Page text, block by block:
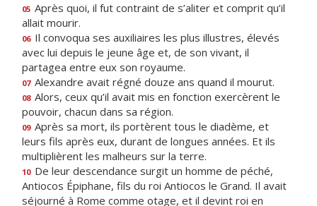
05 Après quoi, il fut contraint de s’aliter et comprit qu’il
allait mourir.
06 Il convoqua ses auxiliaires les plus illustres, élevés
avec lui depuis le jeune âge et, de son vivant, il
partagea entre eux son royaume.
07 Alexandre avait régné douze ans quand il mourut.
08 Alors, ceux qu’il avait mis en fonction exercèrent le
pouvoir, chacun dans sa région.
09 Après sa mort, ils portèrent tous le diadème, et
leurs fils après eux, durant de longues années. Et ils
multiplièrent les malheurs sur la terre.
10 De leur descendance surgit un homme de péché,
Antiocos Épiphane, fils du roi Antiocos le Grand. Il avait
séjourné à Rome comme otage, et il devint roi en